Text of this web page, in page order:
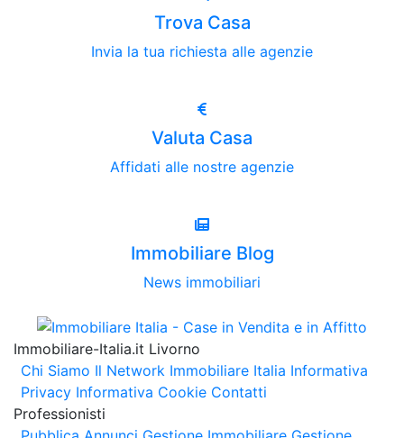
Trova Casa
Invia la tua richiesta alle agenzie
Valuta Casa
Affidati alle nostre agenzie
Immobiliare Blog
News immobiliari
Immobiliare-Italia.it Livorno
Chi Siamo Il Network Immobiliare Italia Informativa
Privacy Informativa Cookie Contatti
Professionisti